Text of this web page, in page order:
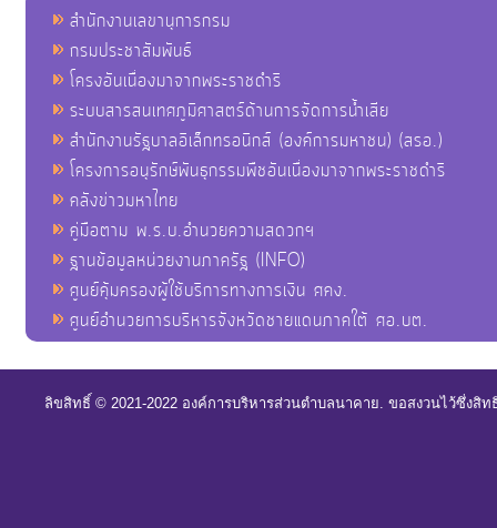
สำนักงานเลขานุการกรม
กรมประชาสัมพันธ์
โครงอันเนื่องมาจากพระราชดำริ
ระบบสารสนเทศภูมิศาสตร์ด้านการจัดการน้ำเสีย
สำนักงานรัฐบาลอิเล็กทรอนิกส์ (องค์การมหาชน) (สรอ.)
โครงการอนุรักษ์พันธุกรรมพืชอันเนื่องมาจากพระราชดำริ
คลังข่าวมหาไทย
คู่มือตาม พ.ร.บ.อำนวยความสดวกฯ
ฐานข้อมูลหน่วยงานภาครัฐ (INFO)
ศูนย์คุ้มครองผู้ใช้บริการทางการเงิน ศคง.
ศูนย์อำนวยการบริหารจังหวัดชายแดนภาคใต้ ศอ.บต.
ลิขสิทธิ์ © 2021-2022 องค์การบริหารส่วนตำบลนาคาย. ขอสงวนไว้ซึ่งสิ